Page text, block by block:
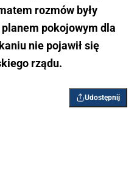
rozmów były
pokojowym dla
nie pojawił się
rządu.
Udostępnij